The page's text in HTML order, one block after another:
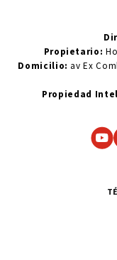
Propietario:
Domicilio: av Ex
Propiedad